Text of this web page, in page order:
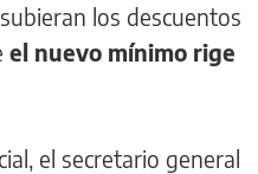
los descuentos
el nuevo mínimo rige
el secretario general